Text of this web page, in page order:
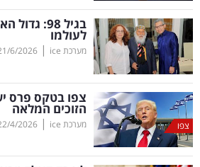
שיווק
ופרסום
משפט
מדדים
ומחקרים
דעות
בגיל 98:
לעולמו
מערכת ice |
6/2026
צפו
צפו בטקס פרס
הזוכים המלאה
מערכת ice |
4/2026